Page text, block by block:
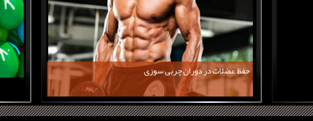
حفظ عضلات در دوران چربی سوزی